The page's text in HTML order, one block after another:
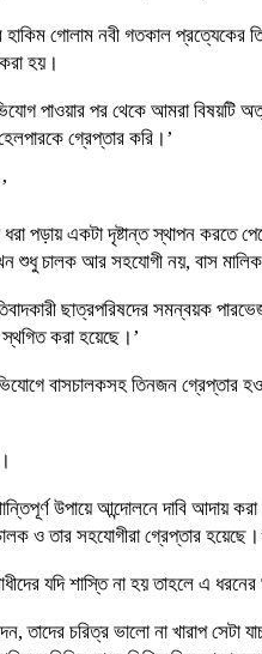
গোলাম নবী গতকাল প্রত্যেকের
হয়।
পাওয়ার পর থেকে আমরা
গ্রেপ্তার করি।’
পড়ায় একটা দৃষ্টান্ত স্থাপন করতে
শুধু চালক আর সহযোগী নয়, বাস
ছাত্রপরিষদের সমন্বয়ক
করা হয়েছে।’
বাসচালকসহ তিনজন গ্রেপ্তার
উপায়ে আন্দোলনে দাবি আদায়
ও তার সহযোগীরা গ্রেপ্তার
যদি শাস্তি না হয় তাহলে এ
তাদের চরিত্র ভালো না খারাপ সেটা